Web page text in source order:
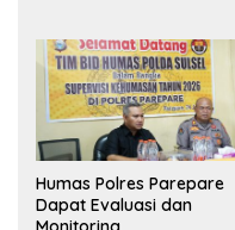
Humas Polres Parepare
Dapat Evaluasi dan